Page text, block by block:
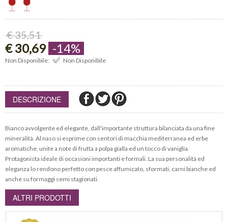
€ 35,51
€ 30,69 -14%
Non Disponibile: Non Disponibile
DESCRIZIONE
Bianco avvolgente ed elegante, dall'importante struttura bilanciata da una fine
mineralità. Al naso si esprime con sentori di macchia mediterranea ed erbe
aromatiche, unite a note di frutta a polpa gialla ed un tocco di vaniglia.
Protagonista ideale di occasioni importanti e formali. La sua personalità ed
eleganza lo rendono perfetto con pesce affumicato, sformati, carni bianche ed
anche su formaggi semi stagionati.
ALTRI PRODOTTI